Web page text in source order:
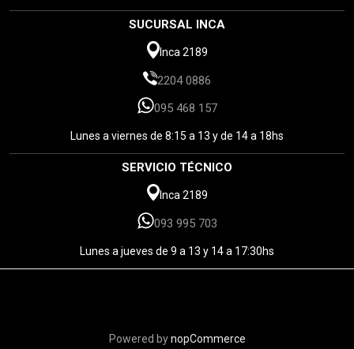
SUCURSAL INCA
Inca 2189
2204 0886
095 468 157
Lunes a viernes de 8:15 a 13 y de 14 a 18hs
SERVICIO TÉCNICO
Inca 2189
093 995 703
Lunes a jueves de 9 a 13 y 14 a 17:30hs
Powered bynopCommerce